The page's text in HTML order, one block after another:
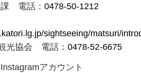
電話： 0478-50-1212
sightseeing/matsuri/
光協会 電話： 0478-52-6675
アカウント